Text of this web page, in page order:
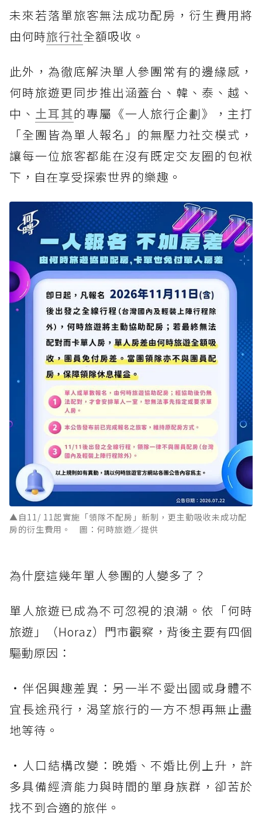
未來若落單旅客無法成功配房，衍生費用將
由何時旅行社全額吸收。
此外，為徹底解決單人參團常有的邊緣感，
何時旅遊更同步推出涵蓋台、韓、泰、越、
中、 土耳其的專屬《一人旅行企劃》，主打
「全團皆為單人報名」的無壓力社交模式，
讓每一位旅客都能在沒有既定交友圈的包袱
下，自在享受探索世界的樂趣。
▲自11/ 11起實施「領隊不配房」新制，更主動吸收未成功配
房的衍生費用。 圖：何時旅遊／提供
為什麼這幾年單人參團的人變多了？
單人旅遊已成為不可忽視的浪潮。依「何時
旅遊」（Horaz）門市觀察，背後主要有四個
驅動原因：
・伴侶興趣差異：另一半不愛出國或身體不
宜長途飛行，渴望旅行的一方不想再無止盡
地等待。
・人口結構改變：晚婚、不婚比例上升，許
多具備經濟能力與時間的單身族群，卻苦於
找不到合適的旅伴。